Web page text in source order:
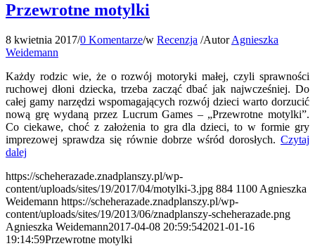
Przewrotne motylki
8 kwietnia 2017/0 Komentarze/w Recenzja /AutorAgnieszka
Weidemann
Każdy rodzic wie, że o rozwój motoryki małej, czyli sprawności
ruchowej dłoni dziecka, trzeba zacząć dbać jak najwcześniej. Do
całej gamy narzędzi wspomagających rozwój dzieci warto dorzucić
nową grę wydaną przez Lucrum Games – „Przewrotne motylki”.
Co ciekawe, choć z założenia to gra dla dzieci, to w formie gry
imprezowej sprawdza się równie dobrze wśród dorosłych. Czytaj
dalej
https://scheherazade.znadplanszy.pl/wp-
content/uploads/sites/19/2017/04/motylki-3.jpg 884 1100 Agnieszka
Weidemann https://scheherazade.znadplanszy.pl/wp-
content/uploads/sites/19/2013/06/znadplanszy-scheherazade.png
Agnieszka Weidemann2017-04-08 20:59:542021-01-16
19:14:59Przewrotne motylki